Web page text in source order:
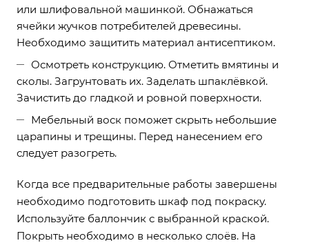
или шлифовальной машинкой. Обнажаться
ячейки жучков потребителей древесины.
Необходимо защитить материал антисептиком.
Осмотреть конструкцию. Отметить вмятины и
сколы. Загрунтовать их. Заделать шпаклёвкой.
Зачистить до гладкой и ровной поверхности.
Мебельный воск поможет скрыть небольшие
царапины и трещины. Перед нанесением его
следует разогреть.
Когда все предварительные работы завершены
необходимо подготовить шкаф под покраску.
Используйте баллончик с выбранной краской.
Покрыть необходимо в несколько слоёв. На